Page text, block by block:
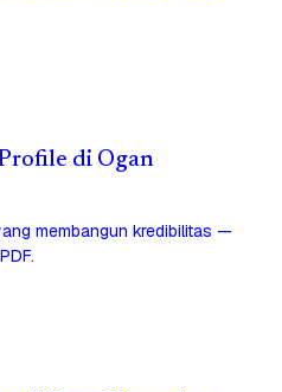
di Ogan
membangun kredibilitas —